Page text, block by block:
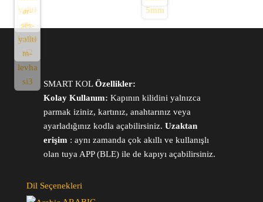
SMART KOLÖzellikler:
Kolay Kullanım: Kapının kilidini yalnızca
parmak iziniz, kartınız, anahtarınız veya
ayarladığınız kodla açabilirsiniz. Uzaktan
erişim : aynı zamanda çok akıllı ve kullanışlı
olan tuya APP (BLE) ile de kapıyı açabilirsiniz.
Dil Seçenekleri